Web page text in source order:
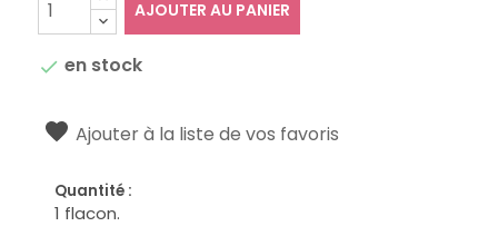
AJOUTER AU PANIER
 en stock
Ajouter à la liste de vos favoris
Quantité :
1 flacon.